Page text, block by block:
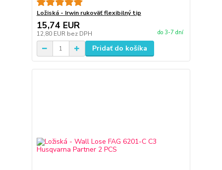
Ložiská - Irwin rukoväť flexibilný tip
15,74 EUR
12,80 EUR bez DPH do 3-7 dní
Pridať do košíka